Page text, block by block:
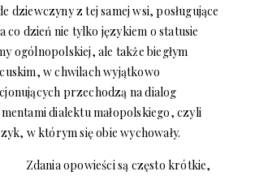
dziewczyny z tej samej wsi, posługujące
co dzień nie tylko językiem o statusie
ogólnopolskiej, ale także biegłym
w chwilach wyjątkowo
przechodzą na dialog
dialektu małopolskiego, czyli
w którym się obie wychowały.
Zdania opowieści są często krótkie,